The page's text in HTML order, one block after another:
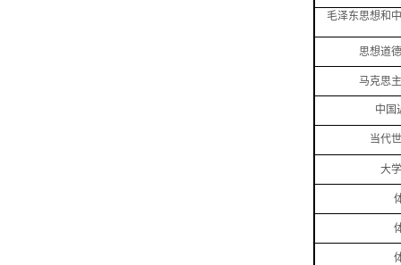
毛泽东思想和
思想道
马克思
中国
当代
大